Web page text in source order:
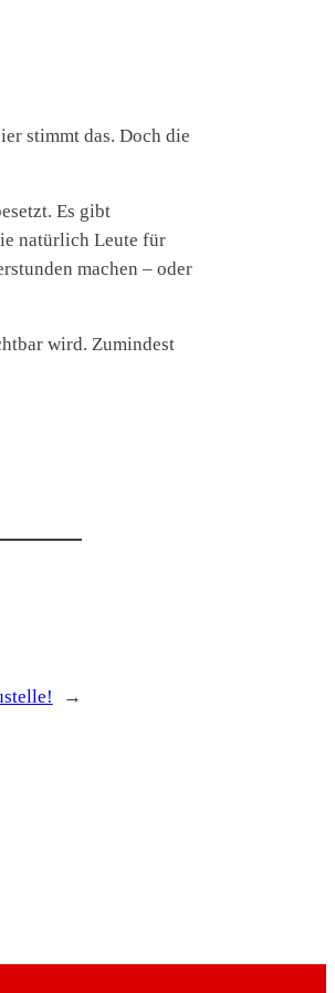
stimmt das. Doch die
Es gibt
natürlich Leute für
machen – oder
wird. Zumindest
→